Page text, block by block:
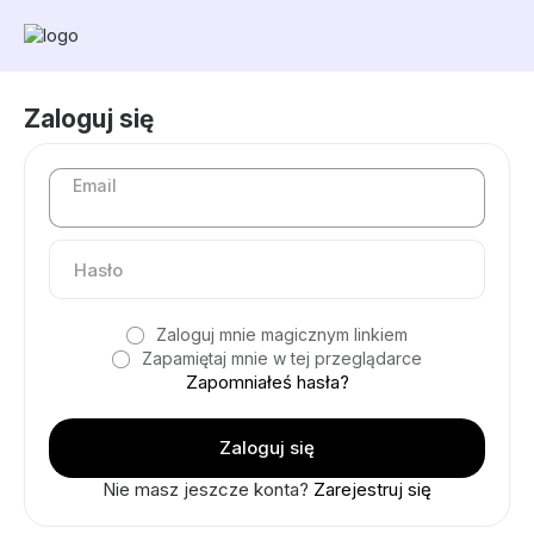
Zaloguj się
Email
Zaloguj mnie magicznym linkiem
Zapamiętaj mnie w tej przeglądarce
Zapomniałeś hasła?
Nie masz jeszcze konta? Zarejestruj się